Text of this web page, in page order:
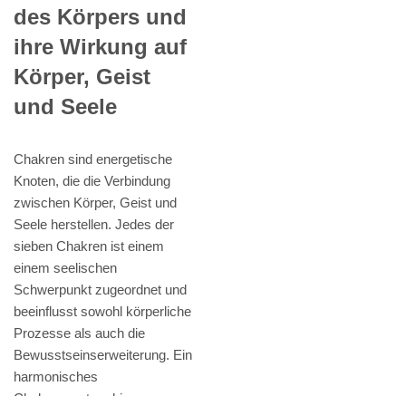
des Körpers und
ihre Wirkung auf
Körper, Geist
und Seele
Chakren sind energetische
Knoten, die die Verbindung
zwischen Körper, Geist und
Seele herstellen. Jedes der
sieben Chakren ist einem
einem seelischen
Schwerpunkt zugeordnet und
beeinflusst sowohl körperliche
Prozesse als auch die
Bewusstseinserweiterung. Ein
harmonisches